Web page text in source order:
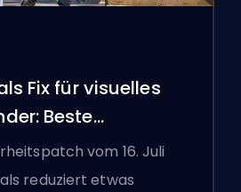
Fix für visuelles
Beste
nach dem Patch
vom 16. Juli
reduziert etwas